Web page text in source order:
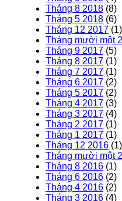
Tháng 8 2018 (8)
Tháng 5 2018 (6)
Tháng 12 2017 (1)
Tháng mười một
Tháng 9 2017 (5)
Tháng 8 2017 (1)
Tháng 7 2017 (1)
Tháng 6 2017 (2)
Tháng 5 2017 (2)
Tháng 4 2017 (3)
Tháng 3 2017 (4)
Tháng 2 2017 (1)
Tháng 1 2017 (1)
Tháng 12 2016 (1)
Tháng mười một
Tháng 8 2016 (1)
Tháng 6 2016 (2)
Tháng 4 2016 (2)
Tháng 3 2016 (4)